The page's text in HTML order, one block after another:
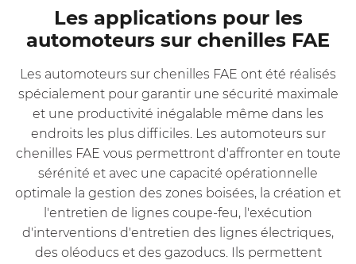
Les applications pour les
automoteurs sur chenilles FAE
Les automoteurs sur chenilles FAE ont été réalisés
spécialement pour garantir une sécurité maximale
et une productivité inégalable même dans les
endroits les plus difficiles. Les automoteurs sur
chenilles FAE vous permettront d'affronter en toute
sérénité et avec une capacité opérationnelle
optimale la gestion des zones boisées, la création et
l'entretien de lignes coupe-feu, l'exécution
d'interventions d'entretien des lignes électriques,
des oléoducs et des gazoducs. Ils permettent